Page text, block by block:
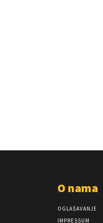
O nama
OGLAŠAVANJE
IMPRESSUM